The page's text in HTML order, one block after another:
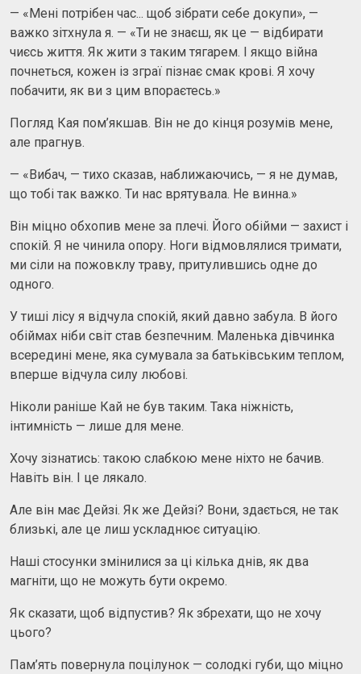
— «Мені потрібен час... щоб зібрати себе докупи», —
важко зітхнула я. — «Ти не знаєш, як це — відбирати
чиєсь життя. Як жити з таким тягарем. І якщо війна
почнеться, кожен із зграї пізнає смак крові. Я хочу
побачити, як ви з цим впораєтесь.»
Погляд Кая пом’якшав. Він не до кінця розумів мене,
але прагнув.
— «Вибач, — тихо сказав, наближаючись, — я не думав,
що тобі так важко. Ти нас врятувала. Не винна.»
Він міцно обхопив мене за плечі. Його обійми — захист і
спокій. Я не чинила опору. Ноги відмовлялися тримати,
ми сіли на пожовклу траву, притулившись одне до
одного.
У тиші лісу я відчула спокій, який давно забула. В його
обіймах ніби світ став безпечним. Маленька дівчинка
всередині мене, яка сумувала за батьківським теплом,
вперше відчула силу любові.
Ніколи раніше Кай не був таким. Така ніжність,
інтимність — лише для мене.
Хочу зізнатись: такою слабкою мене ніхто не бачив.
Навіть він. І це лякало.
Але він має Дейзі. Як же Дейзі? Вони, здається, не так
близькі, але це лиш ускладнює ситуацію.
Наші стосунки змінилися за ці кілька днів, як два
магніти, що не можуть бути окремо.
Як сказати, щоб відпустив? Як збрехати, що не хочу
цього?
Пам’ять повернула поцілунок — солодкі губи, що міцно